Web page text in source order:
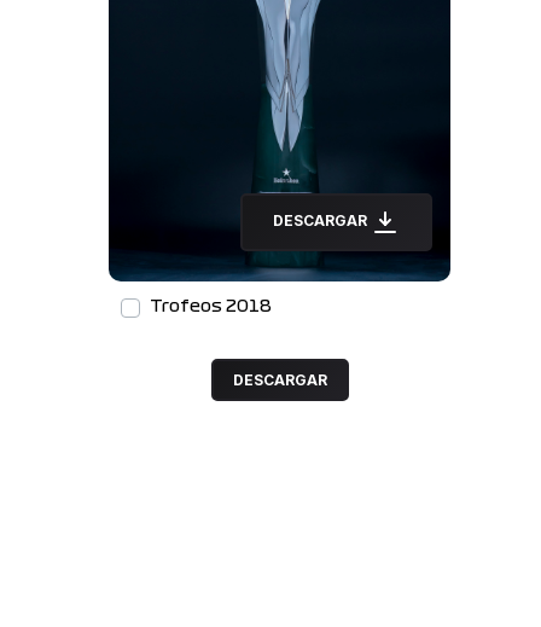
DESCARGAR
Trofeos 2018
DESCARGAR